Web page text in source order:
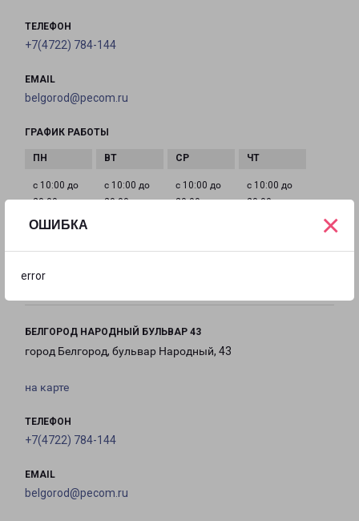
ОШИБКА
error
×
ТЕЛЕФОН
+7(4722) 784-144
EMAIL
belgorod@pecom.ru
ГРАФИК РАБОТЫ
с 10:00 до
20:00
с 10:00 до
20:00
с 10:00 до
20:00
с 10:00 до
20:00
с 10:00 до
20:00
с 10:00 до
с 10:00 до
БЕЛГОРОД НАРОДНЫЙ БУЛЬВАР 43
город Белгород, бульвар Народный, 43
на карте
ТЕЛЕФОН
+7(4722) 784-144
EMAIL
belgorod@pecom.ru